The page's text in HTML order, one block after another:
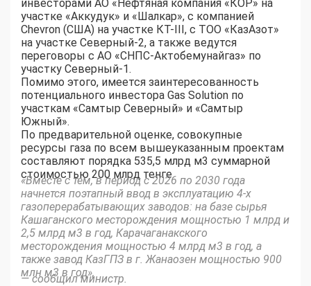
инвесторами АО «Нефтяная компания «КОР» на
участке «Аккудук» и «Шалкар», с компанией
Chevron (США) на участке КТ-III, с ТОО «КазАзот»
на участке Северный-2, а также ведутся
переговоры c АО «СНПС-Актобемунайгаз» по
участку Северный-1.
Помимо этого, имеется заинтересованность
потенциального инвестора Gas Solution по
участкам «Самтыр Северный» и «Самтыр
Южный».
По предварительной оценке, совокупные
ресурсы газа по всем вышеуказанным проектам
составляют порядка 535,5 млрд м3 суммарной
стоимостью 200 млрд тенге.
«Вместе с тем, в период с 2026 по 2030 года
начнется поэтапный ввод в эксплуатацию 4-х
газоперерабатывающих заводов: на базе сырья
Кашаганского месторождения мощностью 1 млрд и
2,5 млрд м3 в год, Карачаганакского
месторождения мощностью 4 млрд м3 в год, а
также завод КазГПЗ в г. Жанаозен мощностью 900
млн м3 в год»,
— сообщил министр.